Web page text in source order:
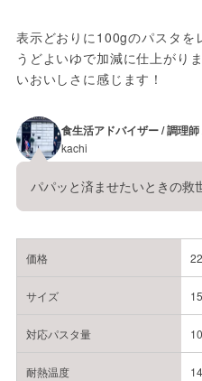
表示どおりに100gのパスタを
うどよいゆで加減に仕上がり
いおいしさに感じます！
食生活アドバイザー / 調理
kachi
パパッと済ませたいときの救
価格
サイズ
対応パスタ量
耐熱温度